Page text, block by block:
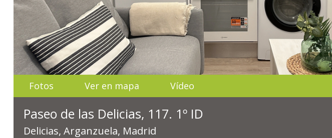
Fotos Ver en mapa Vídeo
Paseo de las Delicias, 117. 1º ID
Delicias, Arganzuela, Madrid